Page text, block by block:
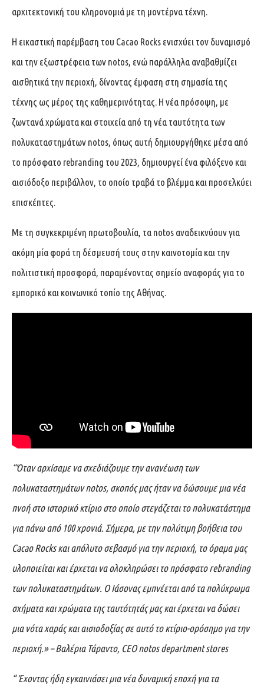
αρχιτεκτονική του κληρονομιά με τη μοντέρνα τέχνη.
Η εικαστική παρέμβαση του Cacao Rocks ενισχύει τον δυναμισμό
και την εξωστρέφεια των notos, ενώ παράλληλα αναβαθμίζει
αισθητικά την περιοχή, δίνοντας έμφαση στη σημασία της
τέχνης ως μέρος της καθημερινότητας. Η νέα πρόσοψη, με
ζωντανά χρώματα και στοιχεία από τη νέα ταυτότητα των
πολυκαταστημάτων notos, όπως αυτή δημιουργήθηκε μέσα από
το πρόσφατο rebranding του 2023, δημιουργεί ένα φιλόξενο και
αισιόδοξο περιβάλλον, το οποίο τραβά το βλέμμα και προσελκύει
επισκέπτες.
Με τη συγκεκριμένη πρωτοβουλία, τα notos αναδεικνύουν για
ακόμη μία φορά τη δέσμευσή τους στην καινοτομία και την
πολιτιστική προσφορά, παραμένοντας σημείο αναφοράς για το
εμπορικό και κοινωνικό τοπίο της Αθήνας.
“Όταν αρχίσαμε να σχεδιάζουμε την ανανέωση των
πολυκαταστημάτωνnotos, σκοπός μας ήταν να δώσουμε μια νέα
πνοή στο ιστορικό κτίριο στο οποίο στεγάζεται το πολυκατάστημα
για πάνω από 100 χρονιά. Σήμερα, με την πολύτιμη βοήθεια του
CacaoRocks και απόλυτο σεβασμό για την περιοχή, το όραμα μας
υλοποιείται και έρχεται να ολοκληρώσει το πρόσφατοrebranding
των πολυκαταστημάτων. Ο Ιάσονας εμπνέεται από τα πολύχρωμα
σχήματα και χρώματα της ταυτότητάς μας και έρχεται να δώσει
μια νότα χαράς και αισιοδοξίας σε αυτό το κτίριο-ορόσημο για την
περιοχή.» – Βαλέρια Τάραντο, CEOnotosdepartmentstores
“ Έχοντας ήδη εγκαινιάσει μια νέα δυναμική εποχή για τα